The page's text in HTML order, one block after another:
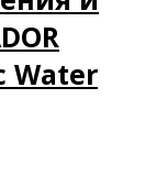
Water